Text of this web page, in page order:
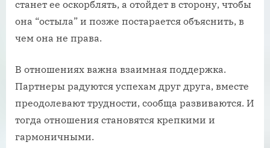
станет ее оскорблять, а отойдет в сторону, чтобы
она “остыла” и позже постарается объяснить, в
чем она не права.
В отношениях важна взаимная поддержка.
Партнеры радуются успехам друг друга, вместе
преодолевают трудности, сообща развиваются. И
тогда отношения становятся крепкими и
гармоничными.